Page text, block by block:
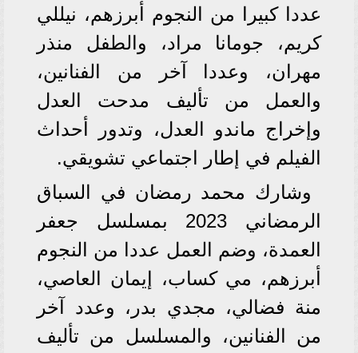
عددا كبيرا من النجوم أبرزهم، نيللي
كريم، جومانا مراد، والطفل منذر
مهران، وعددا آخر من الفنانين،
والعمل من تأليف مدحت العدل
وإخراج ماندو العدل، وتدور أحداث
الفيلم في إطار اجتماعي تشويقي.
وشارك محمد رمضان في السباق
الرمضاني 2023 بمسلسل جعفر
العمدة، وضم العمل عددا من النجوم
أبرزهم، مي كساب، إيمان العاصي،
منة فضالي، مجدي بدر، وعدد آخر
من الفنانين، والمسلسل من تأليف